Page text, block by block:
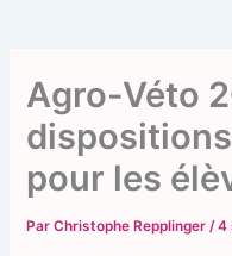
Agro-Véto
pour les
ParChristophe Repplinger/4